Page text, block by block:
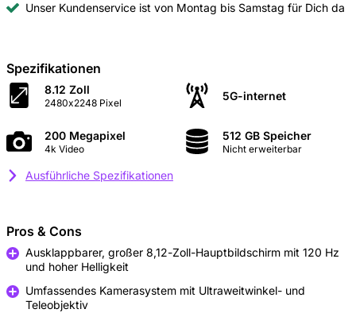
Unser Kundenservice ist von Montag bis Samstag für Dich da
Spezifikationen
8.12 Zoll
2480x2248 Pixel
5G-internet
200 Megapixel
4k Video
512 GB Speicher
Nicht erweiterbar
Ausführliche Spezifikationen
Pros & Cons
Ausklappbarer, großer 8,12-Zoll-Hauptbildschirm mit 120 Hz
und hoher Helligkeit
Umfassendes Kamerasystem mit Ultraweitwinkel- und
Teleobjektiv